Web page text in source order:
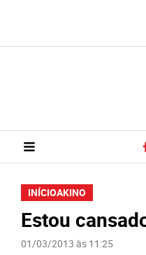
INÍCIOAKINO
Estou
01/03/2013 às 11:25